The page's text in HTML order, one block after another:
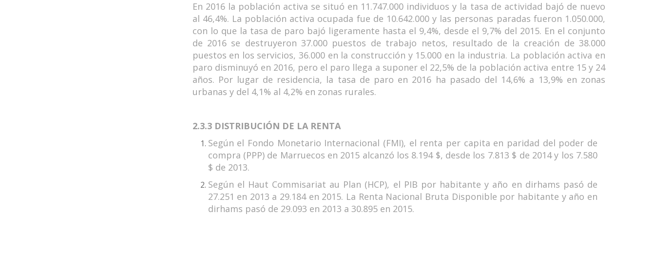
En 2016 la población activa se situó en 11.747.000 individuos y la tasa de actividad bajó de nuevo
al 46,4%. La población activa ocupada fue de 10.642.000 y las personas paradas fueron 1.050.000,
con lo que la tasa de paro bajó ligeramente hasta el 9,4%, desde el 9,7% del 2015. En el conjunto
de 2016 se destruyeron 37.000 puestos de trabajo netos, resultado de la creación de 38.000
puestos en los servicios, 36.000 en la construcción y 15.000 en la industria. La población activa en
paro disminuyó en 2016, pero el paro llega a suponer el 22,5% de la población activa entre 15 y 24
años. Por lugar de residencia, la tasa de paro en 2016 ha pasado del 14,6% a 13,9% en zonas
urbanas y del 4,1% al 4,2% en zonas rurales.
2.3.3 DISTRIBUCIÓN DE LA RENTA
Según el Fondo Monetario Internacional (FMI), el renta per capita en paridad del poder de
compra (PPP) de Marruecos en 2015 alcanzó los 8.194 $, desde los 7.813 $ de 2014 y los 7.580
$ de 2013.
Según el Haut Commisariat au Plan (HCP), el PIB por habitante y año en dirhams pasó de
27.251 en 2013 a 29.184 en 2015. La Renta Nacional Bruta Disponible por habitante y año en
dirhams pasó de 29.093 en 2013 a 30.895 en 2015.